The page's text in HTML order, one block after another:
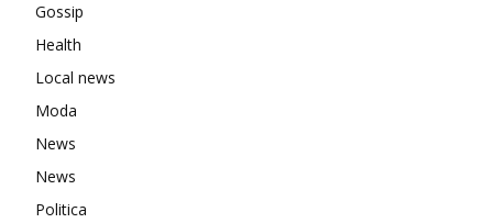
Gossip
Health
Local news
Moda
News
News
Politica